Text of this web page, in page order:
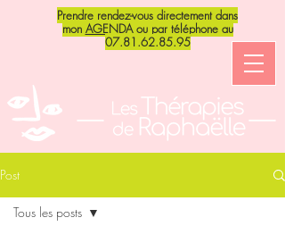
Prendre rendez-vous directement dans
mon AGENDAou par téléphone au
07.81.62.85.95
Post
Tous les posts